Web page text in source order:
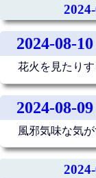
2024-08-
花火を見たりす
2024-08-
風邪気味な気が